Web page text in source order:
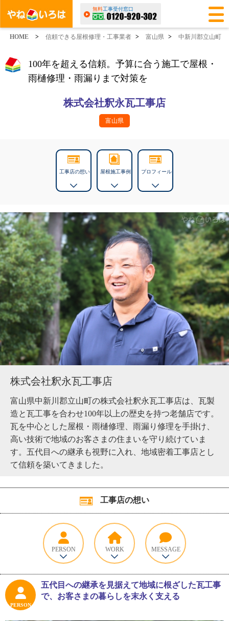
無料工事受付窓口
HOME > 信頼できる屋根修理・工事業者 > 富山県 > 中新川郡立山町
100年を超える信頼。予算に合う施工で屋根・
雨樋修理・雨漏りまで対策を
株式会社釈永瓦工事店
富山県
工事店の想い 屋根施工事例 プロフィール
株式会社釈永瓦工事店
富山県中新川郡立山町の株式会社釈永瓦工事店は、瓦製
造と瓦工事を合わせ100年以上の歴史を持つ老舗店です。
瓦を中心とした屋根・雨樋修理、雨漏り修理を手掛け、
高い技術で地域のお客さまの住まいを守り続けていま
す。五代目への継承も視野に入れ、地域密着工事店とし
て信頼を築いてきました。
工事店の想い
PERSON WORK MESSAGE
PERSON
五代目への継承を見据えて地域に根ざした瓦工事
で、お客さまの暮らしを末永く支える